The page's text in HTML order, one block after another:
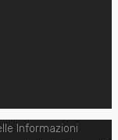
Informazioni